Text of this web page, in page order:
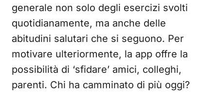
generale non solo degli esercizi svolti
quotidianamente, ma anche delle
abitudini salutari che si seguono. Per
motivare ulteriormente, la app offre la
possibilità di ‘sfidare’ amici, colleghi,
parenti. Chi ha camminato di più oggi?